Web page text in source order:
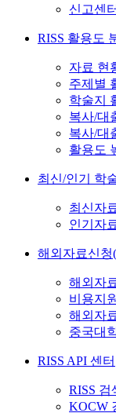
신고센터
RISS 활용도
자료 현
주제별
학술지
복사/대
복사/대
활용도
최신/인기 학
최신자
인기자
해외자료신청
해외자
비용지
해외자
중국대
RISS API 센터
RISS 검
KOCW